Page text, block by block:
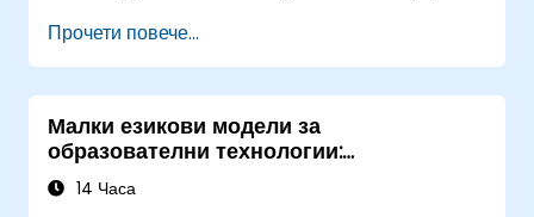
Оптимизират и настройват фино SLMs за
специфични случаи на употреба.
Въвеждат в експлоатация SLMs в среди с
ограничени ресурси.
Оценяват и интерпретират
производителността на SLMs в реални
Прочети повече...
Малки езикови модели за
образователни технологии:
Персонализиране на ИИ за обучение и
развитие
14 Часа